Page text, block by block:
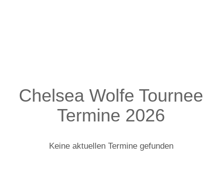
Chelsea Wolfe Tournee
Termine 2026
Keine aktuellen Termine gefunden